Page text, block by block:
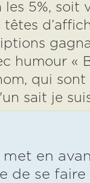
5%, soit
humour «
qui
sait je
en
se faire